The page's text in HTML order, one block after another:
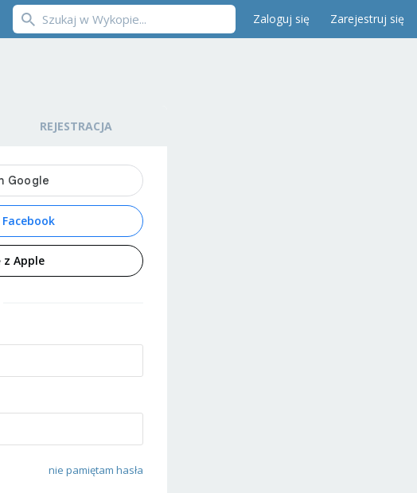
Zaloguj się Zarejestruj się
REJESTRACJA
z Apple
nie pamiętam hasła